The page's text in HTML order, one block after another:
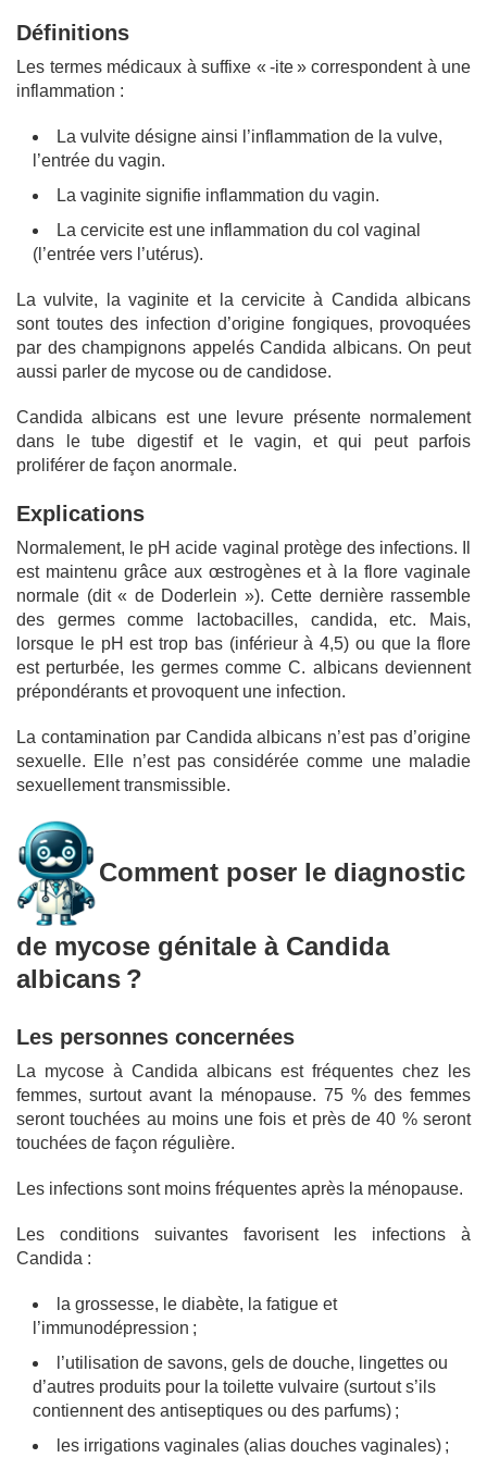
Définitions
Les termes médicaux à suffixe « -ite » correspondent à une
inflammation :
La vulvite désigne ainsi l’inflammation de la vulve,
l’entrée du vagin.
La vaginite signifie inflammation du vagin.
La cervicite est une inflammation du col vaginal
(l’entrée vers l’utérus).
La vulvite, la vaginite et la cervicite à Candida albicans
sont toutes des infection d’origine fongiques, provoquées
par des champignons appelés Candida albicans. On peut
aussi parler de mycose ou de candidose.
Candida albicans est une levure présente normalement
dans le tube digestif et le vagin, et qui peut parfois
proliférer de façon anormale.
Explications
Normalement, le pH acide vaginal protège des infections. Il
est maintenu grâce aux œstrogènes et à la flore vaginale
normale (dit « de Doderlein »). Cette dernière rassemble
des germes comme lactobacilles, candida, etc. Mais,
lorsque le pH est trop bas (inférieur à 4,5) ou que la flore
est perturbée, les germes comme C. albicans deviennent
prépondérants et provoquent une infection.
La contamination par Candida albicans n’est pas d’origine
sexuelle. Elle n’est pas considérée comme une maladie
sexuellement transmissible.
Comment poser le diagnostic
de mycose génitale à Candida
albicans ?
Les personnes concernées
La mycose à Candida albicans est fréquentes chez les
femmes, surtout avant la ménopause. 75 % des femmes
seront touchées au moins une fois et près de 40 % seront
touchées de façon régulière.
Les infections sont moins fréquentes après la ménopause.
Les conditions suivantes favorisent les infections à
Candida :
la grossesse, le diabète, la fatigue et
l’immunodépression ;
l’utilisation de savons, gels de douche, lingettes ou
d’autres produits pour la toilette vulvaire (surtout s’ils
contiennent des antiseptiques ou des parfums) ;
les irrigations vaginales (alias douches vaginales) ;